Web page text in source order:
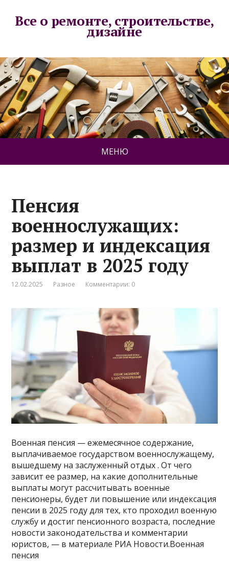
Все о ремонте, строительстве,
дизайне
МЕНЮ
Пенсия
военнослужащих:
размер и индексация
выплат в 2025 году
12.02.2025 Разное Комментарии: 0
Военная пенсия — ежемесячное содержание,
выплачиваемое государством военнослужащему,
вышедшему на заслуженный отдых . От чего
зависит ее размер, на какие дополнительные
выплаты могут рассчитывать военные
пенсионеры, будет ли повышение или индексация
пенсии в 2025 году для тех, кто проходил военную
службу и достиг пенсионного возраста, последние
новости законодательства и комментарии
юристов, — в материале РИА Новости.Военная
пенсия